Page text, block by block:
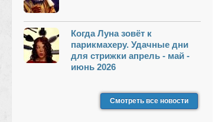
Когда Луна зовёт к
парикмахеру. Удачные дни
для стрижки апрель - май -
июнь 2026
Смотреть все новости